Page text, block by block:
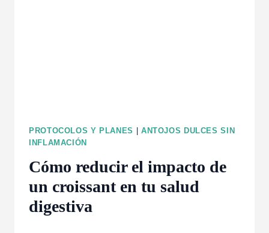
PROTOCOLOS Y PLANES
ANTOJOS DULCES SIN
INFLAMACIÓN
Cómo reducir el impacto de
un croissant en tu salud
digestiva